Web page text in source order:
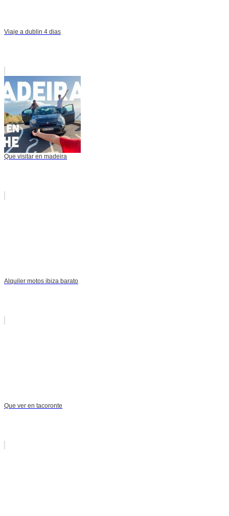
Viaje a dublin 4 dias
Que visitar en madeira
Alquiler motos ibiza barato
Que ver en tacoronte